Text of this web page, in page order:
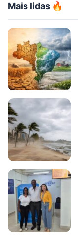
Mais lidas 🔥